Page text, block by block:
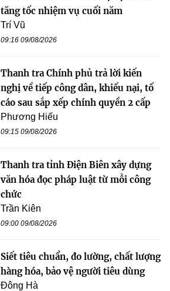
tăng tốc nhiệm vụ cuối năm
Trí Vũ
09:16 09/08/2026
Thanh tra Chính phủ trả lời kiến
nghị về tiếp công dân, khiếu nại, tố
cáo sau sắp xếp chính quyền 2 cấp
Phương Hiếu
09:15 09/08/2026
Thanh tra tỉnh Điện Biên xây dựng
văn hóa đọc pháp luật từ mỗi công
chức
Trần Kiên
09:00 09/08/2026
Siết tiêu chuẩn, đo lường, chất lượng
hàng hóa, bảo vệ người tiêu dùng
Đông Hà